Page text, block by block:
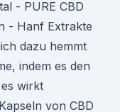
- PURE CBD
- Hanf Extrakte
dazu hemmt
indem es den
wirkt
von CBD